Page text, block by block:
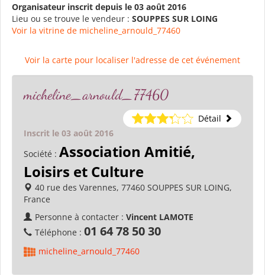
Organisateur inscrit depuis le 03 août 2016
Lieu ou se trouve le vendeur : SOUPPES SUR LOING
Voir la vitrine de micheline_arnould_77460
Voir la carte pour localiser l'adresse de cet événement
micheline_arnould_77460
Détail
Inscrit le 03 août 2016
Société : Association Amitié,
Loisirs et Culture
40 rue des Varennes, 77460 SOUPPES SUR LOING,
France
Personne à contacter : Vincent LAMOTE
Téléphone : 01 64 78 50 30
micheline_arnould_77460